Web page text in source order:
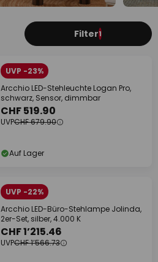
Filter1
UVP -23%
Arcchio LED-Stehleuchte Logan Pro,
schwarz, Sensor, dimmbar
CHF 519.90
UVPCHF 679.90
Auf Lager
UVP -22%
Arcchio LED-Büro-Stehlampe Jolinda,
2er-Set, silber, 4.000 K
CHF 1’215.46
UVPCHF 1’566.73